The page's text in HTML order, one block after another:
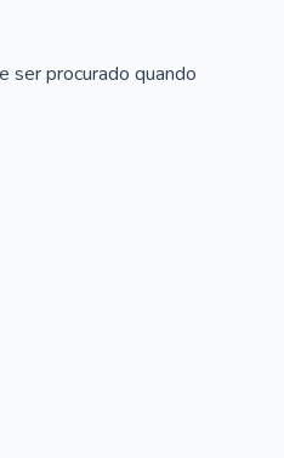
ser procurado quando